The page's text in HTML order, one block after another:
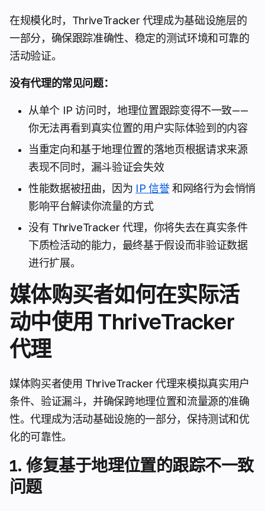
在规模化时，ThriveTracker 代理成为基础设施层的
一部分，确保跟踪准确性、稳定的测试环境和可靠的
活动验证。
没有代理的常见问题：
从单个 IP 访问时，地理位置跟踪变得不一致——
你无法再看到真实位置的用户实际体验到的内容
当重定向和基于地理位置的落地页根据请求来源
表现不同时，漏斗验证会失效
性能数据被扭曲，因为 IP 信誉和网络行为会悄悄
影响平台解读你流量的方式
没有 ThriveTracker 代理，你将失去在真实条件
下质检活动的能力，最终基于假设而非验证数据
进行扩展。
媒体购买者如何在实际活
动中使用 ThriveTracker
代理
媒体购买者使用 ThriveTracker 代理来模拟真实用户
条件、验证漏斗，并确保跨地理位置和流量源的准确
性。代理成为活动基础设施的一部分，保持测试和优
化的可靠性。
1. 修复基于地理位置的跟踪不一致
问题